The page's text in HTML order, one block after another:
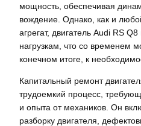
мощность, обеспечивая
вождение. Однако, как и
агрегат, двигатель Audi RS
нагрузкам, что со временем
конечном итоге, к
Капитальный ремонт
трудоемкий процесс,
и опыта от механиков. Он
разборку двигателя,